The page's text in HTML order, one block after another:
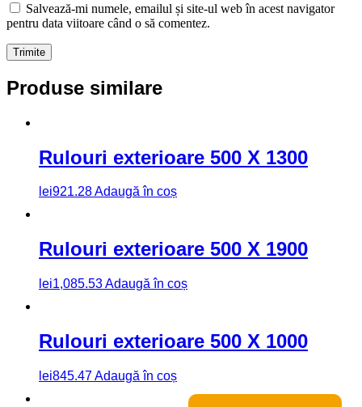
Salvează-mi numele, emailul și site-ul web în acest navigator
pentru data viitoare când o să comentez.
Produse similare
Rulouri exterioare 500 X 1300
lei921.28Adaugă în coș
Rulouri exterioare 500 X 1900
lei1,085.53Adaugă în coș
Rulouri exterioare 500 X 1000
lei845.47Adaugă în coș